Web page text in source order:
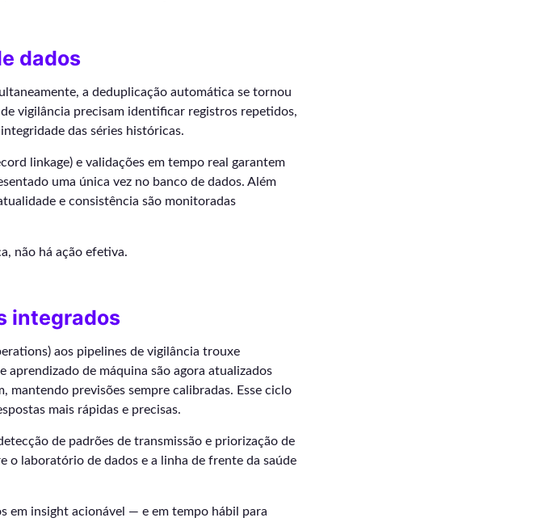
dados
a deduplicação automática se tornou
vigilância precisam identificar registros repetidos,
das séries históricas.
linkage) e validações em tempo real garantem
uma única vez no banco de dados. Além
e consistência são monitoradas
não há ação efetiva.
integrados
aos pipelines de vigilância trouxe
de máquina são agora atualizados
previsões sempre calibradas. Esse ciclo
mais rápidas e precisas.
de padrões de transmissão e priorização de
o laboratório de dados e a linha de frente da saúde
em insight acionável — e em tempo hábil para